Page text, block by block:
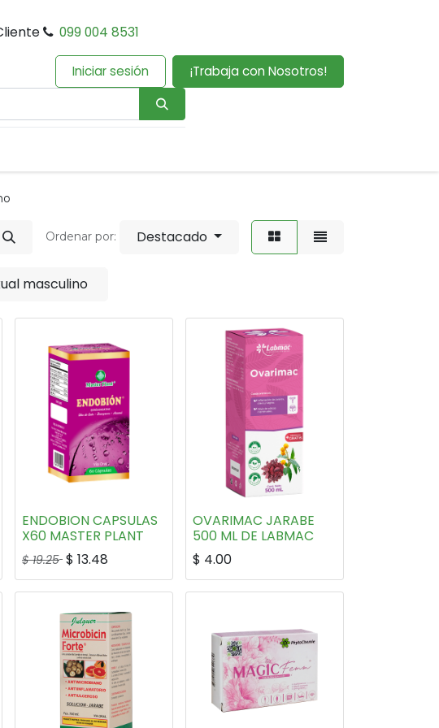
099 004 8531
Iniciar sesión ¡Trabaja con Nosotros!
Ordenar por: Destacado
masculino
ENDOBION CAPSULAS
X60 MASTER PLANT
$19.25 $ 13.48
OVARIMAC JARABE
500 ML DE LABMAC
$ 4.00